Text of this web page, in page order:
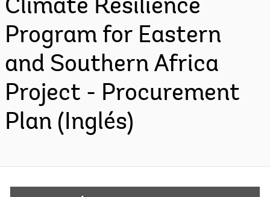
Climate Resilience
Program for Eastern
and Southern Africa
Project - Procurement
Plan (Inglés)